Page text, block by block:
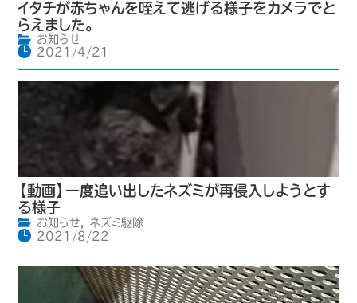
イタチが赤ちゃんを咥えて逃げる様子をカメラでと
らえました。
お知らせ
2021/4/21
【動画】一度追い出したネズミが再侵入しようとす
る様子
お知らせ,
ネズミ駆除
2021/8/22